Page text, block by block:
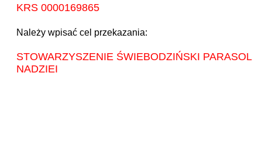
KRS 0000169865
Należy wpisać cel przekazania:
STOWARZYSZENIE ŚWIEBODZIŃSKI PARASOL
NADZIEI